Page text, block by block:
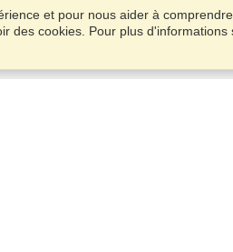
et pour nous aider à
des cookies. Pour plus